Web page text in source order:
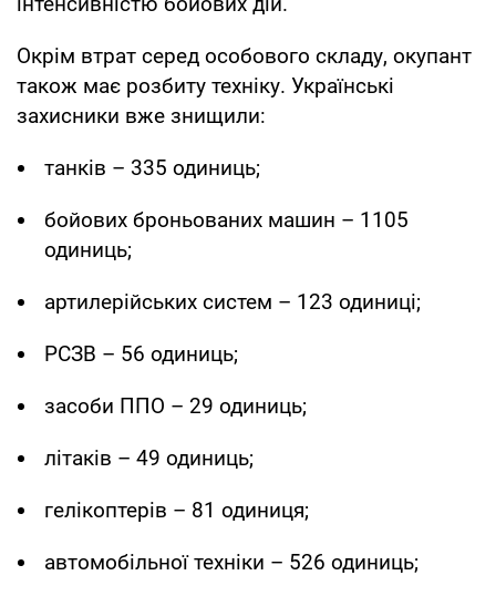
Окрім втрат серед особового складу, окупант
також має розбиту техніку. Українські
захисники вже знищили:
танків – 335 одиниць;
бойових броньованих машин – 1105
одиниць;
артилерійських систем – 123 одиниці;
РСЗВ – 56 одиниць;
засоби ППО – 29 одиниць;
літаків – 49 одиниць;
гелікоптерів – 81 одиниця;
автомобільної техніки – 526 одиниць;